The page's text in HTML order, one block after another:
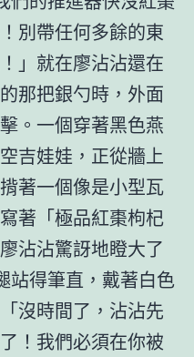
別帶任何多餘的東
」就在廖沾沾還在
那把銀勺時，外面
。一個穿著黑色燕
吉娃娃，正從牆上
著一個像是小型瓦
著「極品紅棗枸杞
沾沾驚訝地瞪大了
站得筆直，戴著白色
沒時間了，沾沾先
！我們必須在你被